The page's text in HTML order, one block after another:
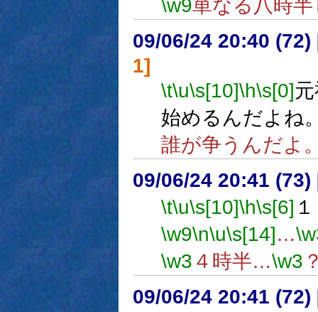
\w9単なる八時
09/06/24 20:40 (72)
1]
\t\u\s[10]\h\s[0]
始めるんだよね
誰が争うんだよ
09/06/24 20:41 (73)
\t\u\s[10]\h\s[6]
\w9\n\u\s[14]…
\w3 ４時半…\w3
09/06/24 20:41 (72)